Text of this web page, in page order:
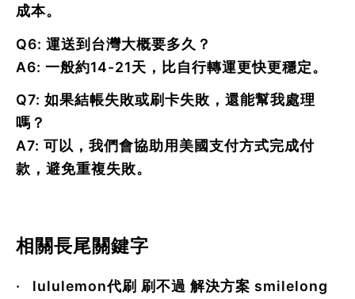
成本。
Q6: 運送到台灣大概要多久？
A6: 一般約14-21天 ，比自行轉運更快更穩定。
Q7: 如果結帳失敗或刷卡失敗，還能幫我處理
嗎？
A7: 可以，我們會協助用美國支付方式完成付
款，避免重複失敗。
相關長尾關鍵字
· lululemon代刷 刷不過 解決方案 smilelong